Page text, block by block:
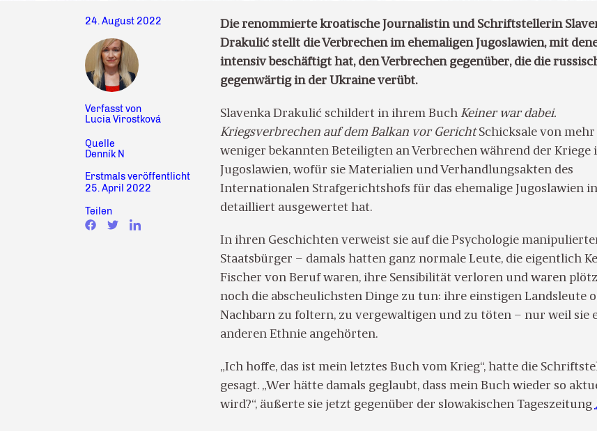
24. August 2022
Verfasst von
Lucia Virostková
Erstmals veröffentlicht
25. April 2022
Quelle
Denník N
Teilen
Die renommierte kroatische Journalistin und Schriftstellerin
Drakulić stellt die Verbrechen im ehemaligen Jugoslawien, mit
intensiv beschäftigt hat, den Verbrechen gegenüber, die die
gegenwärtig in der Ukraine verübt.
Slavenka Drakulić schildert in ihrem Buch Keiner war dabei.
Kriegsverbrechen auf dem Balkan vor GerichtSchicksale von mehr
weniger bekannten Beteiligten an Verbrechen während der Kriege
Jugoslawien, wofür sie Materialien und Verhandlungsakten des
Internationalen Strafgerichtshofs für das ehemalige Jugoslawien
detailliert ausgewertet hat.
In ihren Geschichten verweist sie auf die Psychologie
Staatsbürger – damals hatten ganz normale Leute, die eigentlich
Fischer von Beruf waren, ihre Sensibilität verloren und waren
noch die abscheulichsten Dinge zu tun: ihre einstigen Landsleute
Nachbarn zu foltern, zu vergewaltigen und zu töten – nur weil sie
anderen Ethnie angehörten.
„Ich hoffe, das ist mein letztes Buch vom Krieg“, hatte die
gesagt. „Wer hätte damals geglaubt, dass mein Buch wieder so
wird?“, äußerte sie jetzt gegenüber der slowakischen Tageszeitung